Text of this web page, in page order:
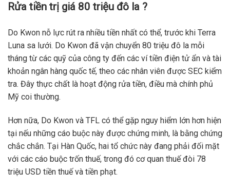
Rửa tiền trị giá 80 triệu đô la ?
Do Kwon nỗ lực rút ra nhiều tiền nhất có thể, trước khi Terra
Luna sa lưới. Do Kwon đã vận chuyển 80 triệu đô la mỗi
tháng từ các quỹ của công ty đến các ví tiền điện tử ẩn và tài
khoản ngân hàng quốc tế, theo các nhân viên được SEC kiểm
tra. Đây thực chất là hoạt động rửa tiền, điều mà chính phủ
Mỹ coi thường.
Hơn nữa, Do Kwon và TFL có thể gặp nguy hiểm lớn hơn hiện
tại nếu những cáo buộc này được chứng minh, là bằng chứng
chắc chắn. Tại Hàn Quốc, hai tổ chức này đang phải đối mặt
với các cáo buộc trốn thuế, trong đó cơ quan thuế đòi 78
triệu USD tiền thuế và tiền phạt.